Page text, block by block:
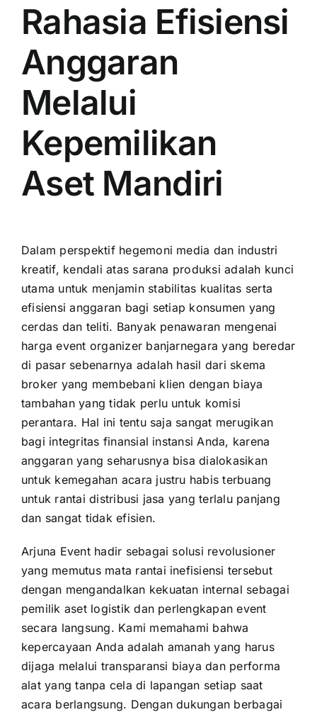
Rahasia Efisiensi
Anggaran
Melalui
Kepemilikan
Aset Mandiri
Dalam perspektif hegemoni media dan industri
kreatif, kendali atas sarana produksi adalah kunci
utama untuk menjamin stabilitas kualitas serta
efisiensi anggaran bagi setiap konsumen yang
cerdas dan teliti. Banyak penawaran mengenai
harga event organizer banjarnegara yang beredar
di pasar sebenarnya adalah hasil dari skema
broker yang membebani klien dengan biaya
tambahan yang tidak perlu untuk komisi
perantara. Hal ini tentu saja sangat merugikan
bagi integritas finansial instansi Anda, karena
anggaran yang seharusnya bisa dialokasikan
untuk kemegahan acara justru habis terbuang
untuk rantai distribusi jasa yang terlalu panjang
dan sangat tidak efisien.
Arjuna Event hadir sebagai solusi revolusioner
yang memutus mata rantai inefisiensi tersebut
dengan mengandalkan kekuatan internal sebagai
pemilik aset logistik dan perlengkapan event
secara langsung. Kami memahami bahwa
kepercayaan Anda adalah amanah yang harus
dijaga melalui transparansi biaya dan performa
alat yang tanpa cela di lapangan setiap saat
acara berlangsung. Dengan dukungan berbagai